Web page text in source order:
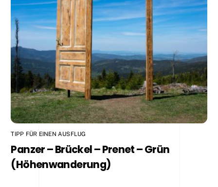
TIPP FÜR EINEN AUSFLUG
Panzer – Brückel – Prenet – Grün
(Höhenwanderung)